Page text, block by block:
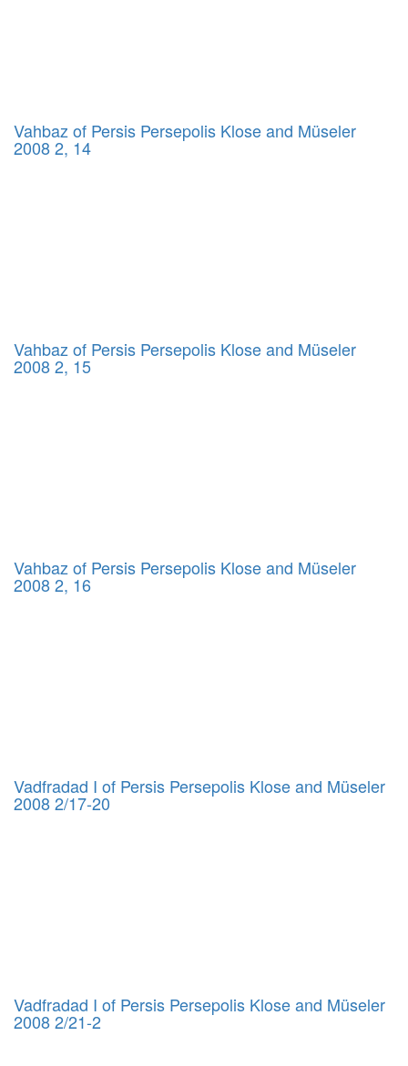
Vahbaz of Persis Persepolis Klose and Müseler
2008 2, 14
Vahbaz of Persis Persepolis Klose and Müseler
2008 2, 15
Vahbaz of Persis Persepolis Klose and Müseler
2008 2, 16
Vadfradad I of Persis Persepolis Klose and Müseler
2008 2/17-20
Vadfradad I of Persis Persepolis Klose and Müseler
2008 2/21-2